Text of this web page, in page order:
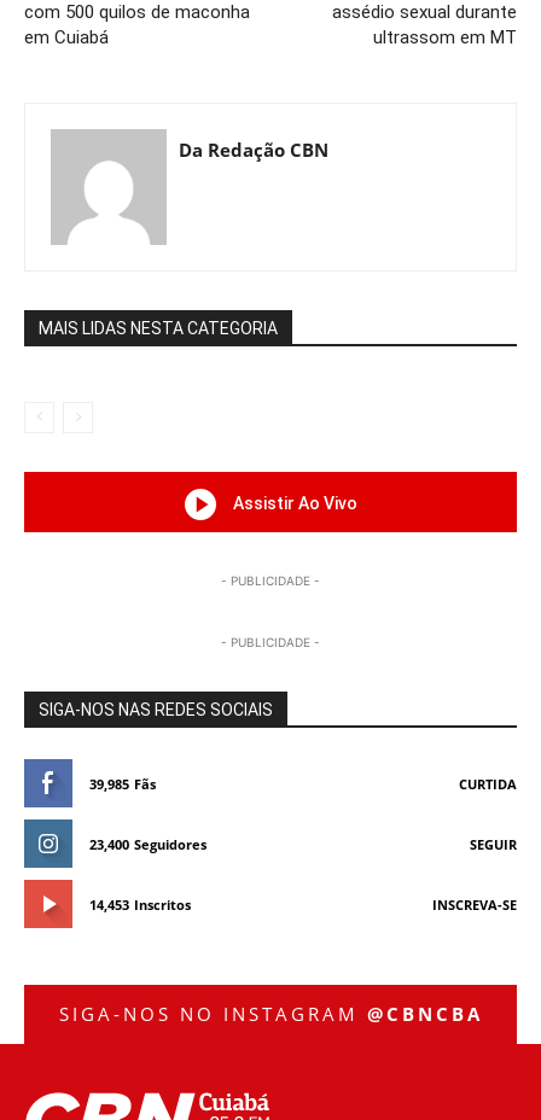
com 500 quilos de maconha
em Cuiabá
assédio sexual durante
ultrassom em MT
Da Redação CBN
MAIS LIDAS NESTA CATEGORIA
Assistir Ao Vivo
- PUBLICIDADE -
- PUBLICIDADE -
SIGA-NOS NAS REDES SOCIAIS
39,985 Fãs CURTIDA
23,400 Seguidores SEGUIR
14,453 Inscritos INSCREVA-SE
SIGA-NOS NO INSTAGRAM @CBNCBA